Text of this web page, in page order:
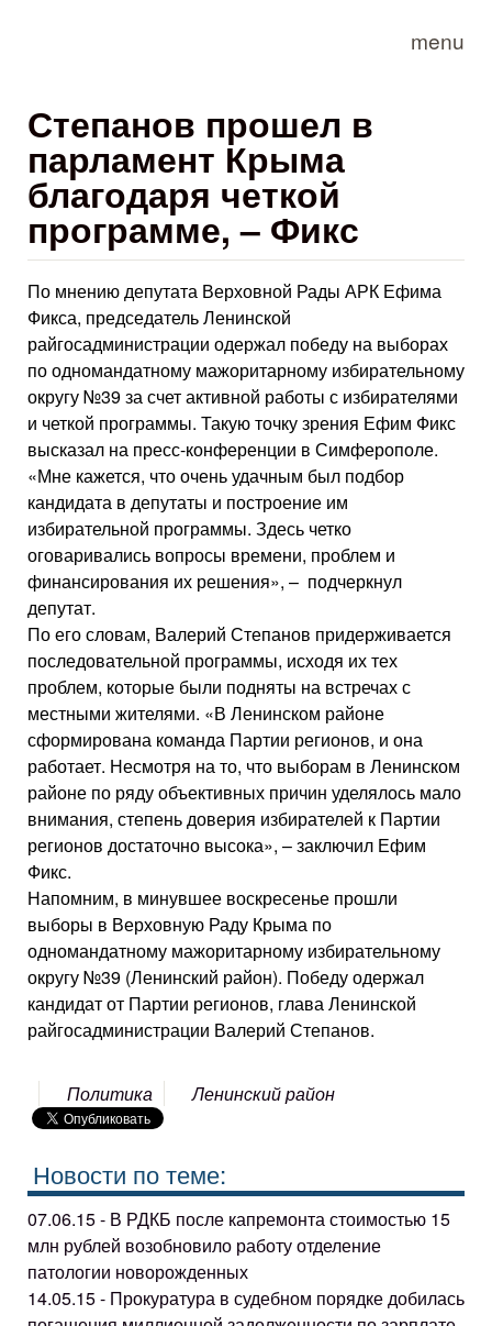
menu
Степанов прошел в
парламент Крыма
благодаря четкой
программе, – Фикс
По мнению депутата Верховной Рады АРК Ефима
Фикса, председатель Ленинской
райгосадминистрации одержал победу на выборах
по одномандатному мажоритарному избирательному
округу №39 за счет активной работы с избирателями
и четкой программы. Такую точку зрения Ефим Фикс
высказал на пресс-конференции в Симферополе.
«Мне кажется, что очень удачным был подбор
кандидата в депутаты и построение им
избирательной программы. Здесь четко
оговаривались вопросы времени, проблем и
финансирования их решения», – подчеркнул
депутат.
По его словам, Валерий Степанов придерживается
последовательной программы, исходя их тех
проблем, которые были подняты на встречах с
местными жителями. «В Ленинском районе
сформирована команда Партии регионов, и она
работает. Несмотря на то, что выборам в Ленинском
районе по ряду объективных причин уделялось мало
внимания, степень доверия избирателей к Партии
регионов достаточно высока», – заключил Ефим
Фикс.
Напомним, в минувшее воскресенье прошли
выборы в Верховную Раду Крыма по
одномандатному мажоритарному избирательному
округу №39 (Ленинский район). Победу одержал
кандидат от Партии регионов, глава Ленинской
райгосадминистрации Валерий Степанов.
Политика Ленинский район
Новости по теме:
07.06.15 - В РДКБ после капремонта стоимостью 15
млн рублей возобновило работу отделение
патологии новорожденных
14.05.15 - Прокуратура в судебном порядке добилась